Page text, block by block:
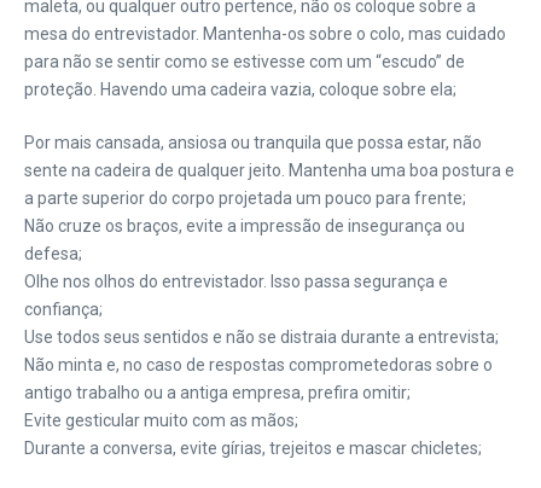
maleta, ou qualquer outro pertence, não os coloque sobre a
mesa do entrevistador. Mantenha-os sobre o colo, mas cuidado
para não se sentir como se estivesse com um “escudo” de
proteção. Havendo uma cadeira vazia, coloque sobre ela;
Por mais cansada, ansiosa ou tranquila que possa estar, não
sente na cadeira de qualquer jeito. Mantenha uma boa postura e
a parte superior do corpo projetada um pouco para frente;
Não cruze os braços, evite a impressão de insegurança ou
defesa;
Olhe nos olhos do entrevistador. Isso passa segurança e
confiança;
Use todos seus sentidos e não se distraia durante a entrevista;
Não minta e, no caso de respostas comprometedoras sobre o
antigo trabalho ou a antiga empresa, prefira omitir;
Evite gesticular muito com as mãos;
Durante a conversa, evite gírias, trejeitos e mascar chicletes;